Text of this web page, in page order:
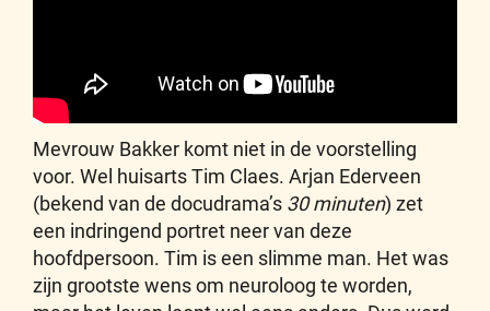
Mevrouw Bakker komt niet in de voorstelling
voor. Wel huisarts Tim Claes. Arjan Ederveen
(bekend van de docudrama’s 30 minuten) zet
een indringend portret neer van deze
hoofdpersoon. Tim is een slimme man. Het was
zijn grootste wens om neuroloog te worden,